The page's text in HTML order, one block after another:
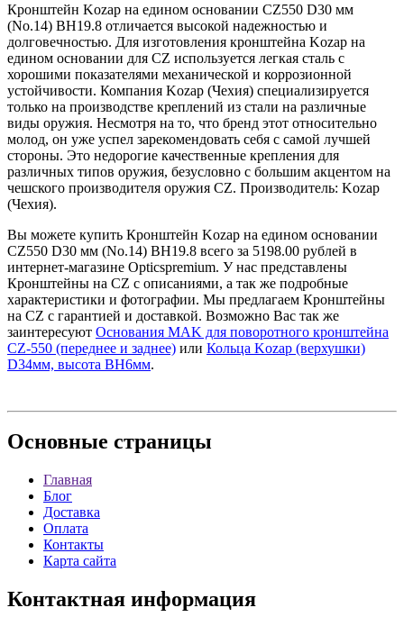
Кронштейн Kozap на едином основании CZ550 D30 мм
(No.14) BH19.8 отличается высокой надежностью и
долговечностью. Для изготовления кронштейна Kozap на
едином основании для CZ используется легкая сталь с
хорошими показателями механической и коррозионной
устойчивости. Компания Kozap (Чехия) специализируется
только на производстве креплений из стали на различные
виды оружия. Несмотря на то, что бренд этот относительно
молод, он уже успел зарекомендовать себя с самой лучшей
стороны. Это недорогие качественные крепления для
различных типов оружия, безусловно с большим акцентом на
чешского производителя оружия CZ. Производитель: Kozap
(Чехия).
Вы можете купить Кронштейн Kozap на едином основании
CZ550 D30 мм (No.14) BH19.8 всего за 5198.00 рублей в
интернет-магазине Opticspremium. У нас представлены
Кронштейны на CZ с описаниями, а так же подробные
характеристики и фотографии. Мы предлагаем Кронштейны
на CZ с гарантией и доставкой. Возможно Вас так же
заинтересуют Основания MAK для поворотного кронштейна
CZ-550 (переднее и заднее) или Кольца Kozap (верхушки)
D34мм, высота BH6мм.
Основные страницы
Главная
Блог
Доставка
Оплата
Контакты
Карта сайта
Контактная информация